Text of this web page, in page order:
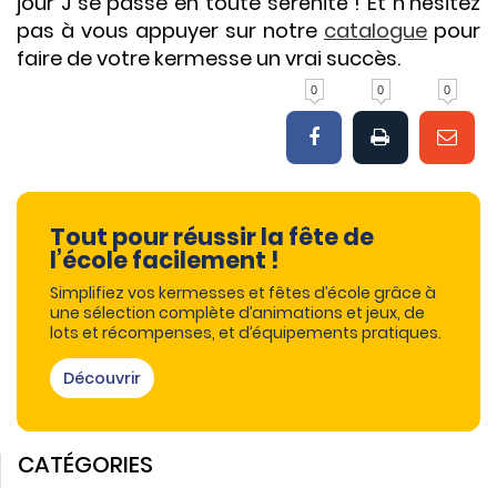
pas à vous appuyer sur notre catalogue pour
faire de votre kermesse un vrai succès.
0 0 0
Tout pour réussir la fête de
l’école facilement !
Simplifiez vos kermesses et fêtes d’école grâce à
une sélection complète d’animations et jeux, de
lots et récompenses, et d’équipements pratiques.
Découvrir
CATÉGORIES